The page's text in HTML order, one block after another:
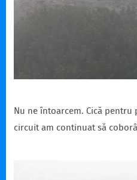
Nu ne întoarcem. Cică pentru
circuit am continuat să